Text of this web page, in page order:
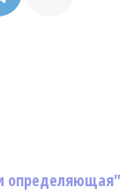
определяющая"